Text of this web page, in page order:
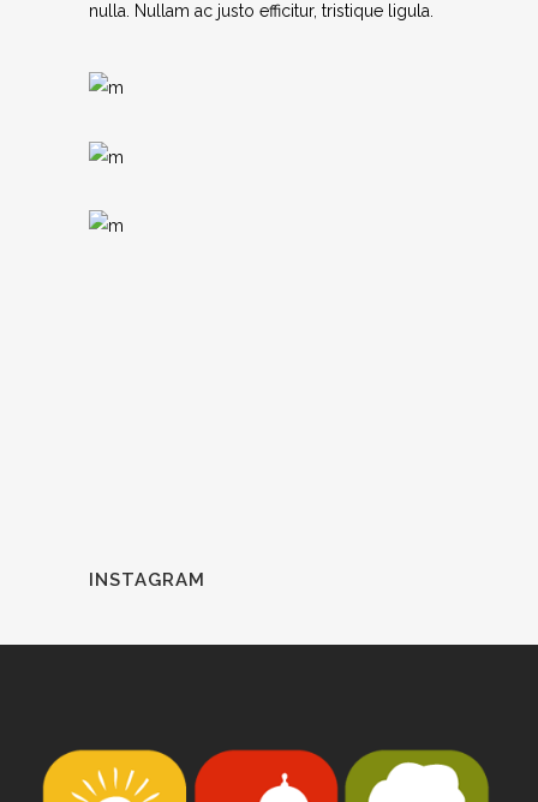
nulla. Nullam ac justo efficitur, tristique ligula.
INSTAGRAM